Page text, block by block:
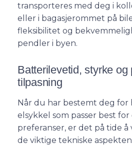
transporteres med deg i
eller i bagasjerommet på
fleksibilitet og
pendler i byen.
Batterilevetid, styrke og
tilpasning
Når du har bestemt deg for
elsykkel som passer best
preferanser, er det på tide
de viktige tekniske